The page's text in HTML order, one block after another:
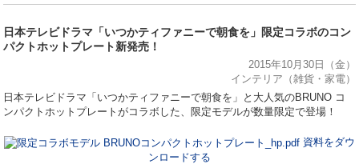
日本テレビドラマ「いつかティファニーで朝食を」限定コラボのコン
パクトホットプレート新発売！
2015年10月30日（金）
インテリア（雑貨・家電）
日本テレビドラマ「いつかティファニーで朝食を」と大人気のBRUNO コ
ンパクトホットプレートがコラボした、限定モデルが数量限定で登場！
資料をダウ
ンロードする